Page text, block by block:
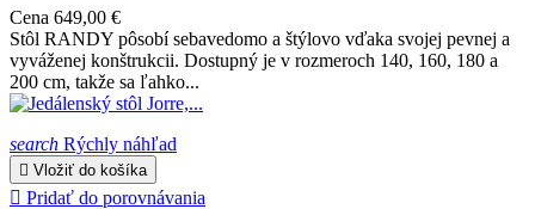
Cena 649,00 €
Stôl RANDY pôsobí sebavedomo a štýlovo vďaka svojej pevnej a
vyváženej konštrukcii. Dostupný je v rozmeroch 140, 160, 180 a
200 cm, takže sa ľahko...
search Rýchly náhľad
 Vložiť do košíka
 Pridať do porovnávania